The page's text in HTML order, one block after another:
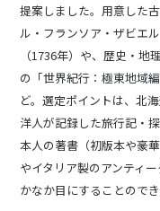
提案しました。用意した
ル・フランソア・ザビエ
（1736年）や、歴史・
の「世界紀行：極東地域
ど。選定ポイントは、北
洋人が記録した旅行記・
本人の著書（初版本や豪
やイタリア製のアンティ
かなか目にすることので